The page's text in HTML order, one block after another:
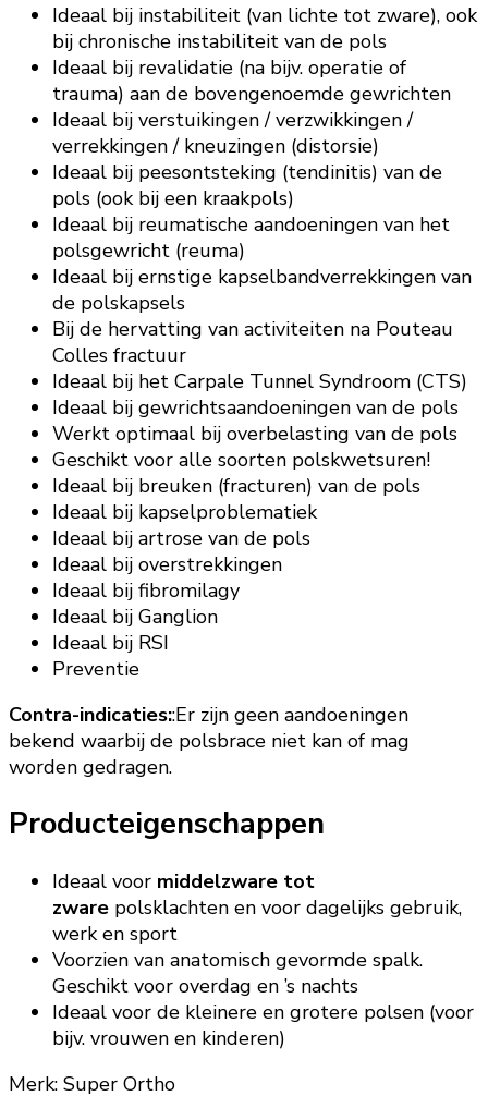
Ideaal bij instabiliteit (van lichte tot zware), ook
bij chronische instabiliteit van de pols
Ideaal bij revalidatie (na bijv. operatie of
trauma) aan de bovengenoemde gewrichten
Ideaal bij verstuikingen / verzwikkingen /
verrekkingen / kneuzingen (distorsie)
Ideaal bij peesontsteking (tendinitis) van de
pols (ook bij een kraakpols)
Ideaal bij reumatische aandoeningen van het
polsgewricht (reuma)
Ideaal bij ernstige kapselbandverrekkingen van
de polskapsels
Bij de hervatting van activiteiten na Pouteau
Colles fractuur
Ideaal bij het Carpale Tunnel Syndroom (CTS)
Ideaal bij gewrichtsaandoeningen van de pols
Werkt optimaal bij overbelasting van de pols
Geschikt voor alle soorten polskwetsuren!
Ideaal bij breuken (fracturen) van de pols
Ideaal bij kapselproblematiek
Ideaal bij artrose van de pols
Ideaal bij overstrekkingen
Ideaal bij fibromilagy
Ideaal bij Ganglion
Ideaal bij RSI
Preventie
Contra-indicaties::Er zijn geen aandoeningen
bekend waarbij de polsbrace niet kan of mag
worden gedragen.
Producteigenschappen
Ideaal voor middelzware tot
zware polsklachten en voor dagelijks gebruik,
werk en sport
Voorzien van anatomisch gevormde spalk.
Geschikt voor overdag en ’s nachts
Ideaal voor de kleinere en grotere polsen (voor
bijv. vrouwen en kinderen)
Merk: Super Ortho